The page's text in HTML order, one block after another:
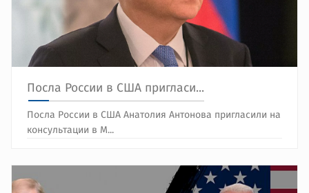
Посла России в США пригласи...
Посла России в США Анатолия Антонова пригласили на
консультации в М...